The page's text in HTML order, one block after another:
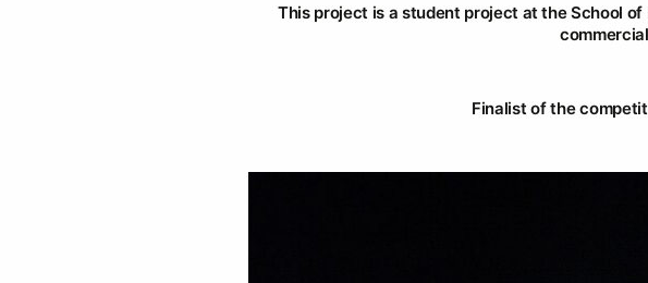
This project is a student project at the School
Finalist of the